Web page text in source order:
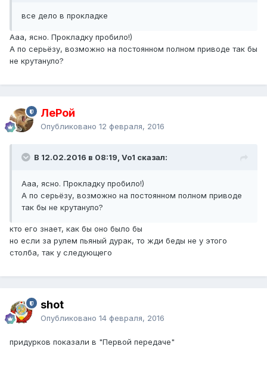
все дело в прокладке
Ааа, ясно. Прокладку пробило!)
А по серьёзу, возможно на постоянном полном приводе так бы
не крутануло?
ЛеРой
Опубликовано 12 февраля, 2016
В 12.02.2016 в 08:19, Vo1 сказал:
Ааа, ясно. Прокладку пробило!)
А по серьёзу, возможно на постоянном полном приводе
так бы не крутануло?
кто его знает, как бы оно было бы
но если за рулем пьяный дурак, то жди беды не у этого
столба, так у следующего
shot
Опубликовано 14 февраля, 2016
придурков показали в "Первой передаче"